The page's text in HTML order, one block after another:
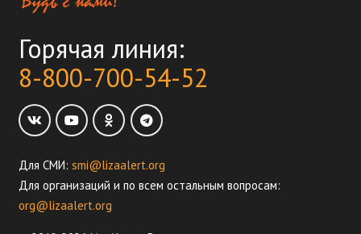
Горячая линия:
8-800-700-54-52
Для СМИ: smi@lizaalert.org
Для организаций и по всем остальным вопросам:
org@lizaalert.org